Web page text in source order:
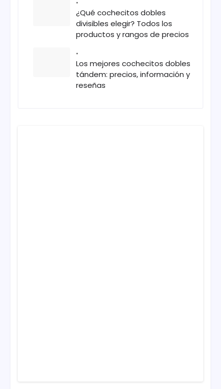
¿Qué cochecitos dobles
divisibles elegir? Todos los
productos y rangos de precios
Los mejores cochecitos dobles
tándem: precios, información y
reseñas